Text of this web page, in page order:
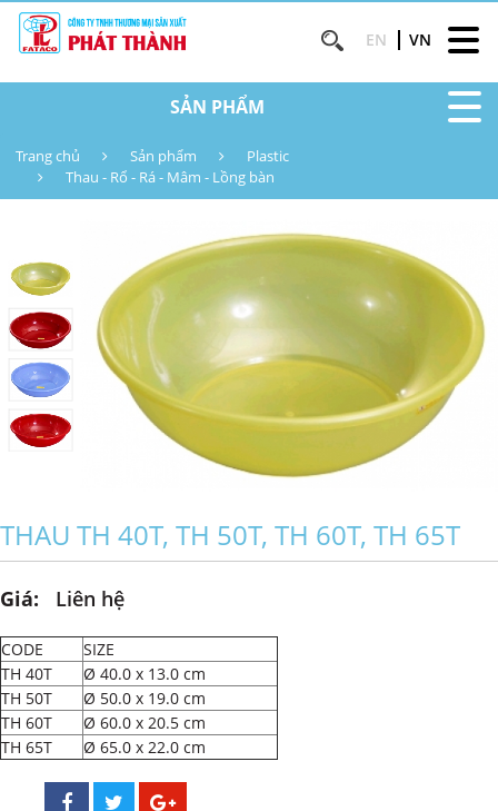
EN VN
SẢN PHẨM
Trang chủ Sản phẩm
Plastic
Thau - Rổ - Rá - Mâm - Lồng bàn
THAU TH 40T, TH 50T, TH 60T, TH 65T
Giá: Liên hệ
CODE
SIZE
TH 40T
Ø 40.0 x 13.0 cm
TH 50T
Ø 50.0 x 19.0 cm
TH 60T
Ø 60.0 x 20.5 cm
TH 65T
Ø 65.0 x 22.0 cm